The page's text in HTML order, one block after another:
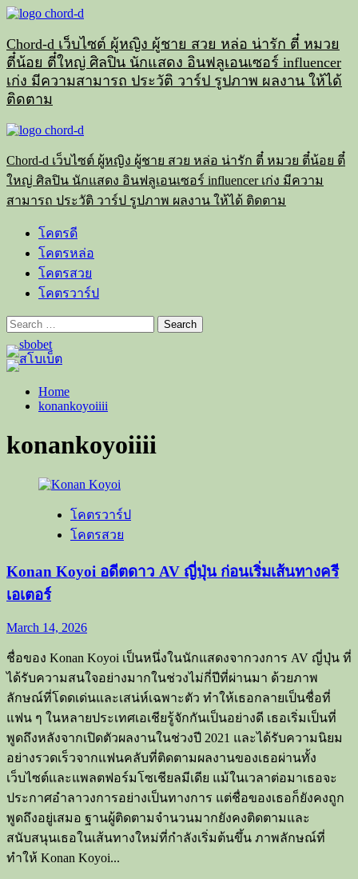
Skip
content
Chord-d เว็บไซต์ ผู้หญิง ผู้ชาย สวย หล่อ น่ารัก ตี๋ หมวย
ตี๋น้อย ตี๋ใหญ่ ศิลปิน นักแสดง อินฟลูเอนเซอร์ influencer
เก่ง มีความสามารถ ประวัติ วาร์ป รูปภาพ ผลงาน ให้ได้
ติดตาม
Primary
Chord-d เว็บไซต์ ผู้หญิง ผู้ชาย สวย หล่อ น่ารัก ตี๋ หมวย ตี๋น้อย ตี๋
ใหญ่ ศิลปิน นักแสดง อินฟลูเอนเซอร์ influencer เก่ง มีความ
สามารถ ประวัติ วาร์ป รูปภาพ ผลงาน ให้ได้ ติดตาม
โคตรดี
โคตรหล่อ
โคตรสวย
โคตรวาร์ป
Search
for:
Home
konankoyoiiii
konankoyoiiii
โคตรวาร์ป
โคตรสวย
Konan Koyoi อดีตดาว AV ญี่ปุ่น ก่อนเริ่มเส้นทางครี
เอเตอร์
March 14, 2026
ชื่อของ Konan Koyoi เป็นหนึ่งในนักแสดงจากวงการ AV ญี่ปุ่น ที่
ได้รับความสนใจอย่างมากในช่วงไม่กี่ปีที่ผ่านมา ด้วยภาพ
ลักษณ์ที่โดดเด่นและเสน่ห์เฉพาะตัว ทำให้เธอกลายเป็นชื่อที่
แฟน ๆ ในหลายประเทศเอเชียรู้จักกันเป็นอย่างดี เธอเริ่มเป็นที่
พูดถึงหลังจากเปิดตัวผลงานในช่วงปี 2021 และได้รับความนิยม
อย่างรวดเร็วจากแฟนคลับที่ติดตามผลงานของเธอผ่านทั้ง
เว็บไซต์และแพลตฟอร์มโซเชียลมีเดีย แม้ในเวลาต่อมาเธอจะ
ประกาศอำลาวงการอย่างเป็นทางการ แต่ชื่อของเธอก็ยังคงถูก
พูดถึงอยู่เสมอ ฐานผู้ติดตามจำนวนมากยังคงติดตามและ
สนับสนุนเธอในเส้นทางใหม่ที่กำลังเริ่มต้นขึ้น ภาพลักษณ์ที่
ทำให้ Konan Koyoi...